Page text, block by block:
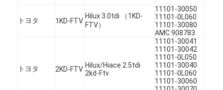
トヨタ 1KD-FTV
Hilux 3.0tdi （1KD-
FTV）
11101-30050
11101-0L060
11101-30080
AMC 908783
トヨタ 2KD-FTV Hilux/Hiace 2.5tdi
2kd-Ftv
11101-30041
11101-30042
11101-0L050
11101-30040
11101-0L060
11101-30060